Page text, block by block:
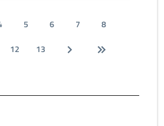
5 6 7
8
12 13